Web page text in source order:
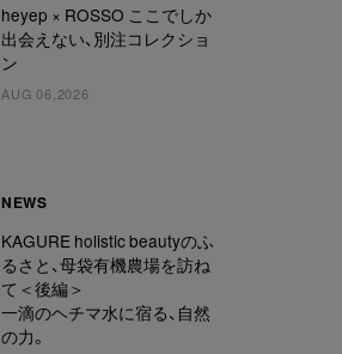
heyep × ROSSO ここでしか
出会えない、別注コレクショ
ン
AUG 06,2026
NEWS
KAGURE holistic beautyのふ
るさと、母袋有機農場を訪ね
て＜後編＞
一滴のヘチマ水に宿る、自然
の力。